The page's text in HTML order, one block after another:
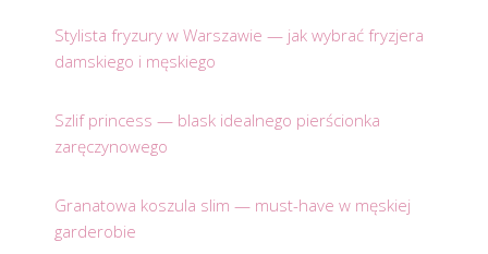
Stylista fryzury w Warszawie — jak wybrać fryzjera
damskiego i męskiego
Szlif princess — blask idealnego pierścionka
zaręczynowego
Granatowa koszula slim — must-have w męskiej
garderobie